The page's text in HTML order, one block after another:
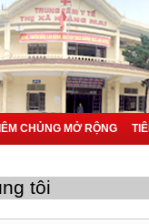
CHỦNG MỞ RỘNG
tôi